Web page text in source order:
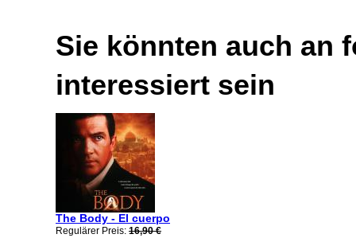
Sie könnten auch an
interessiert sein
The Body - El cuerpo
Regulärer Preis: 16,90 €